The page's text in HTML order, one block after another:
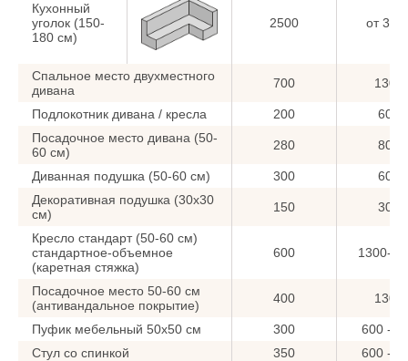
Кухонный
уголок (150-
180 см)
2500 от
Спальное место двухместного
дивана
700 1300
Подлокотник дивана / кресла 200
600
Посадочное место дивана (50-
60 см)
280 800
Диванная подушка (50-60 см) 300
600
Декоративная подушка (30x30
см)
150 300
Кресло стандарт (50-60 см)
стандартное-объемное
(каретная стяжка)
600 1300-
Посадочное место 50-60 см
(антивандальное покрытие)
400 1300
Пуфик мебельный 50x50 см 300
600 -
Стул со спинкой
350
600 -